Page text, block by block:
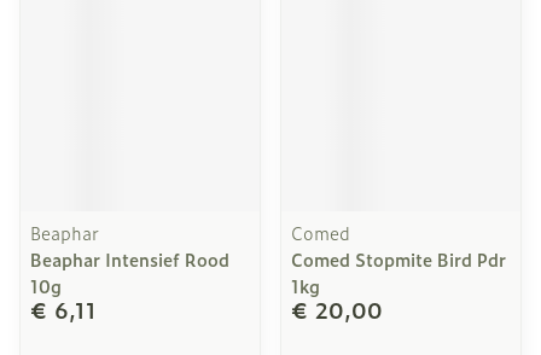
Beaphar
Beaphar Intensief Rood
10g
€ 6,11
Comed
Comed Stopmite Bird Pdr
1kg
€ 20,00